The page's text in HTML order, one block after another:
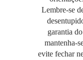
Lembre-se
garantia
mantenha-
evite fechar